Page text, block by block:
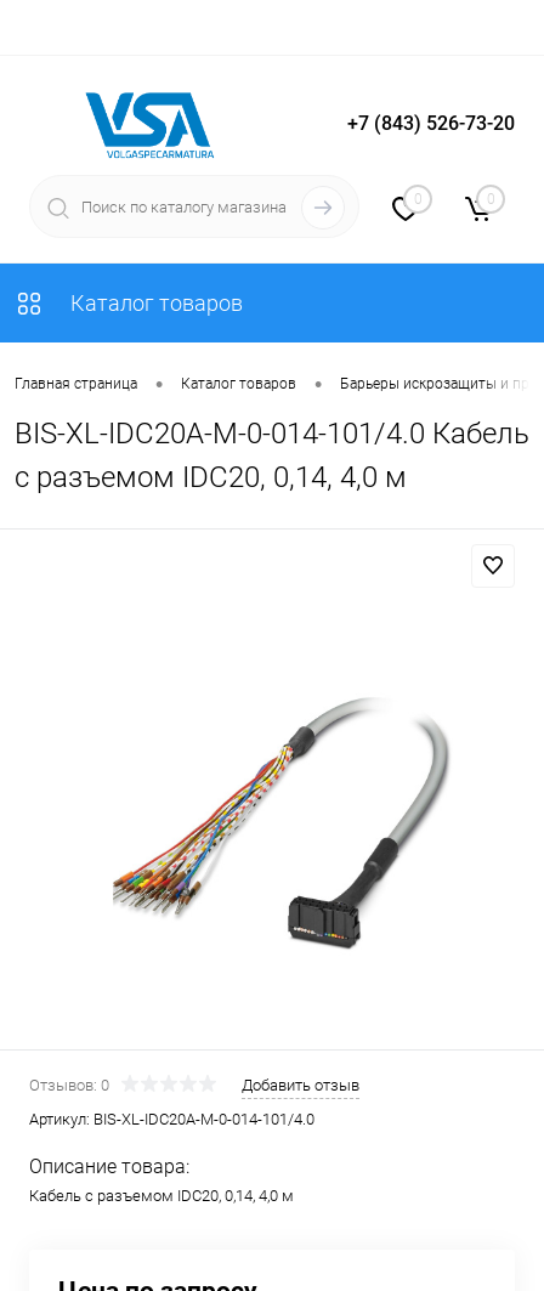
Вход Регистрация
+7 (843) 526-73-20
0 0
Каталог товаров
Главная страница • Каталог товаров • Барьеры искрозащиты и
BIS-XL-IDC20A-M-0-014-101/4.0 Кабель
с разъемом IDC20, 0,14, 4,0 м
Отзывов: 0
Добавить отзыв
Артикул: BIS-XL-IDC20A-M-0-014-101/4.0
Описание товара:
Кабель с разъемом IDC20, 0,14, 4,0 м